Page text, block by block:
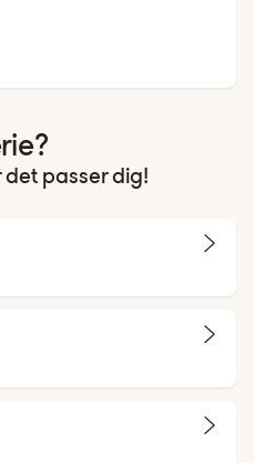
det passer dig!